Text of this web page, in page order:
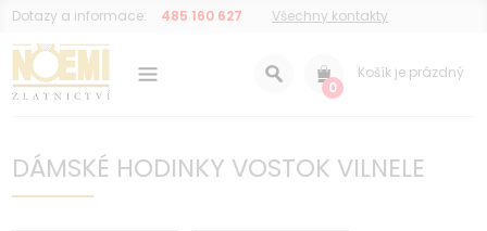
Dotazy a informace: 485 160 627 Všechny kontakty
0
Košík je prázdný
DÁMSKÉ HODINKY VOSTOK VILNELE